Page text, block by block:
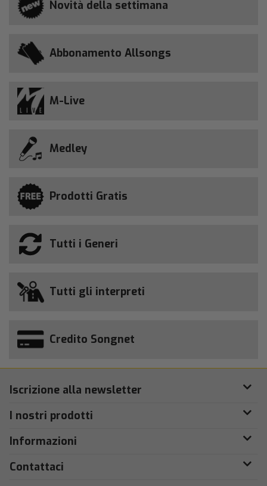
Novità della settimana
Abbonamento Allsongs
M-Live
Medley
Prodotti Gratis
Tutti i Generi
Tutti gli interpreti
Credito Songnet
Iscrizione alla newsletter
I nostri prodotti
Informazioni
Contattaci